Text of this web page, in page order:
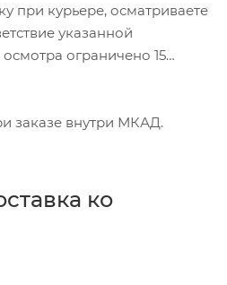
при курьере, осматриваете
указанной
ограничено 15
заказе внутри МКАД.
ко